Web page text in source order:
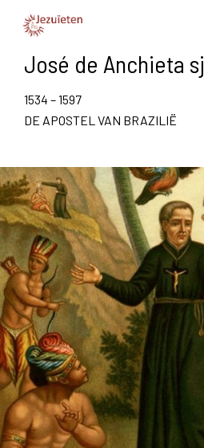
José de Anchieta sj
1534 – 1597
DE APOSTEL VAN BRAZILIË